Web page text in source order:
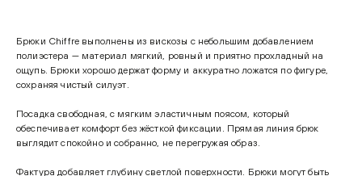
Брюки Chiffre выполнены из вискозы с небольшим добавлением
полиэстера — материал мягкий, ровный и приятно прохладный на
ощупь. Брюки хорошо держат форму и аккуратно ложатся по фигуре,
сохраняя чистый силуэт.
Посадка свободная, с мягким эластичным поясом, который
обеспечивает комфорт без жёсткой фиксации. Прямая линия брюк
выглядит спокойно и собранно, не перегружая образ.
Фактура добавляет глубину светлой поверхности. Брюки могут быть